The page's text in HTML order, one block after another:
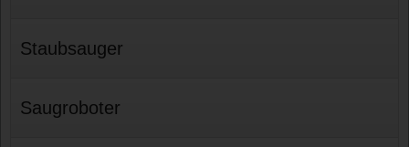
Staubsauger
Saugroboter